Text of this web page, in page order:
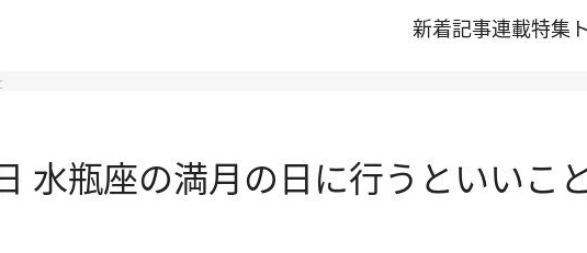
新着記事連載特集
水瓶座の満月の日に行うといいこ